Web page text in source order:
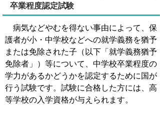
卒業程度認定試験
病気などやむを得ない事由によって、保
護者が小・中学校などへの就学義務を猶予
または免除された子（以下「就学義務猶予
免除者」）等について、中学校卒業程度の
学力があるかどうかを認定するために国が
行う試験です。試験に合格した方には、高
等学校の入学資格が与えられます。